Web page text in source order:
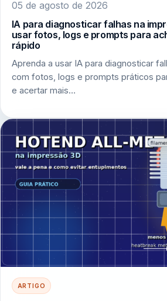
05 de agosto de 2026
IA para diagnosticar falhas na
usar fotos, logs e prompts para
rápido
Aprenda a usar IA para diagnosticar
com fotos, logs e prompts práticos
e acertar mais…
ARTIGO